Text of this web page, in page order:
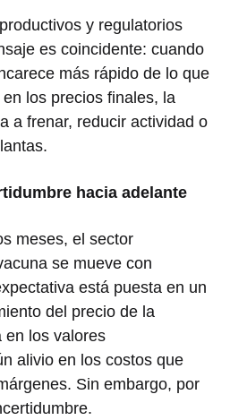
y regulatorios
es coincidente: cuando
más rápido de lo que
los precios finales, la
a frenar, reducir actividad o
hacia adelante
meses, el sector
se mueve con
está puesta en un
del precio de la
en los valores
alivio en los costos que
Sin embargo, por